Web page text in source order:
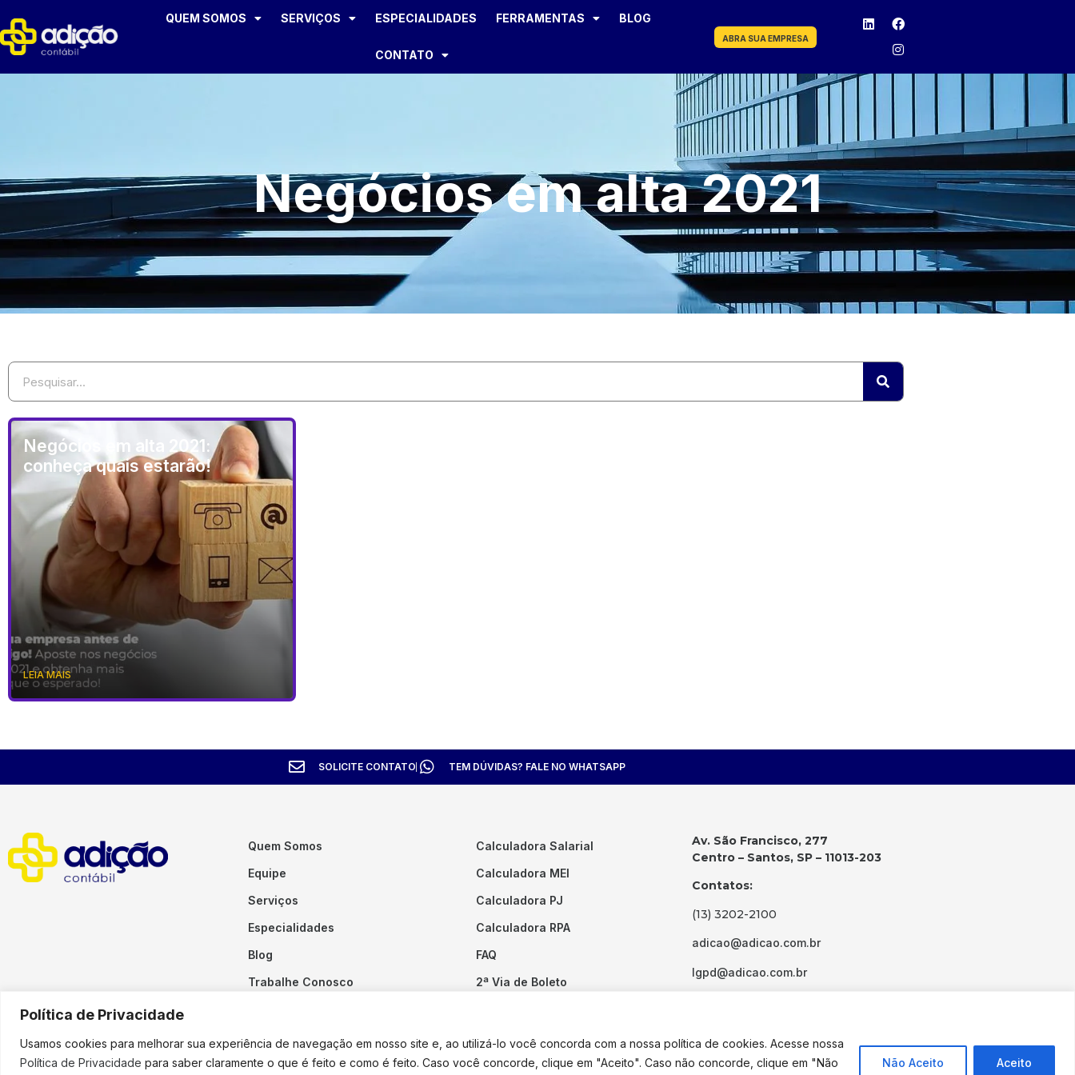
Política de Privacidade
Usamos cookies para melhorar sua experiência de navegação em nosso site e, ao utilizá-lo você concorda com a nossa política de cookies. Acesse nossa
Política de Privacidade para saber claramente o que é feito e como é feito. Caso você concorde, clique em "Aceito". Caso não concorde, clique em "Não
Não Aceito Aceito
QUEM SOMOS SERVIÇOS ESPECIALIDADES FERRAMENTAS BLOG
CONTATO
ABRA SUA EMPRESA
Negócios em alta 2021
Negócios em alta 2021:
conheça quais estarão!
LEIA MAIS
SOLICITE CONTATO TEM DÚVIDAS? FALE NO WHATSAPP
Quem Somos
Equipe
Serviços
Especialidades
Blog
Trabalhe Conosco
Calculadora Salarial
Calculadora MEI
Calculadora PJ
Calculadora RPA
FAQ
2ª Via de Boleto
Av. São Francisco, 277
Centro – Santos, SP – 11013-203
Contatos:
(13) 3202-2100
adicao@adicao.com.br
lgpd@adicao.com.br